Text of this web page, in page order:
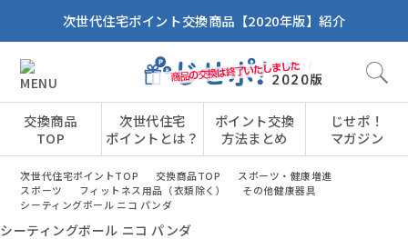
次世代住宅ポイント交換商品【2020年版】紹介
交換商品
TOP
次世代住宅
ポイントとは？
ポイント交換
方法まとめ
じせポ！
マガジン
次世代住宅ポイントTOP 交換商品TOP
スポーツ・健康増進
スポーツ
フィットネス用品（衣類除く）
その他健康器具
シーティングボール ニコ パンダ
シーティングボール ニコ パンダ